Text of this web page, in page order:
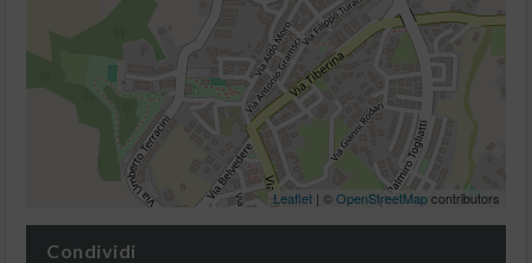
Leaflet | ©OpenStreetMapcontributors
Condividi